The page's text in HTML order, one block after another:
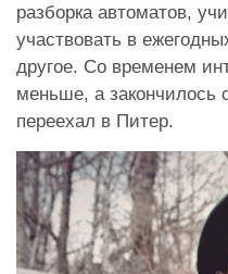
разборка автоматов,
участвовать в
другое. Со временем
меньше, а закончилось
переехал в Питер.